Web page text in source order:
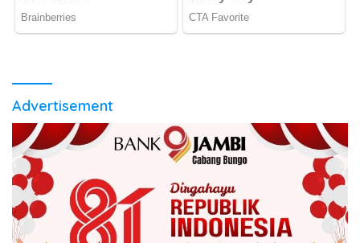
Advertisement